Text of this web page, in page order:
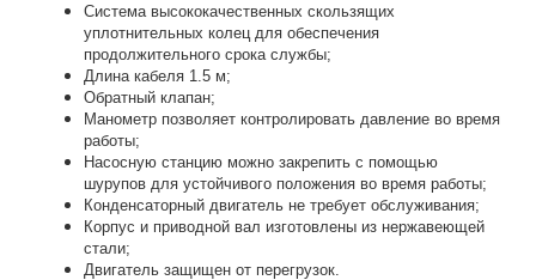
Система высококачественных скользящих
уплотнительных колец для обеспечения
продолжительного срока службы;
Длина кабеля 1.5 м;
Обратный клапан;
Манометр позволяет контролировать давление во время
работы;
Насосную станцию можно закрепить с помощью
шурупов для устойчивого положения во время работы;
Конденсаторный двигатель не требует обслуживания;
Корпус и приводной вал изготовлены из нержавеющей
стали;
Двигатель защищен от перегрузок.